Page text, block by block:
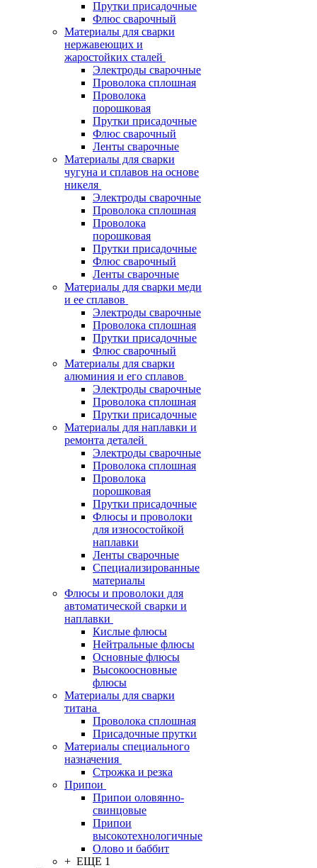
Прутки присадочные
Флюс сварочный
Материалы для сварки
нержавеющих и
жаростойких сталей
Электроды сварочные
Проволока сплошная
Проволока
порошковая
Прутки присадочные
Флюс сварочный
Ленты сварочные
Материалы для сварки
чугуна и сплавов на основе
никеля
Электроды сварочные
Проволока сплошная
Проволока
порошковая
Прутки присадочные
Флюс сварочный
Ленты сварочные
Материалы для сварки меди
и ее сплавов
Электроды сварочные
Проволока сплошная
Прутки присадочные
Флюс сварочный
Материалы для сварки
алюминия и его сплавов
Электроды сварочные
Проволока сплошная
Прутки присадочные
Материалы для наплавки и
ремонта деталей
Электроды сварочные
Проволока сплошная
Проволока
порошковая
Прутки присадочные
Флюсы и проволоки
для износостойкой
наплавки
Ленты сварочные
Специализированные
материалы
Флюсы и проволоки для
автоматической сварки и
наплавки
Кислые флюсы
Нейтральные флюсы
Основные флюсы
Высокоосновные
флюсы
Материалы для сварки
титана
Проволока сплошная
Присадочные прутки
Материалы специального
назначения
Строжка и резка
Припои
Припои оловянно-
свинцовые
Припои
высокотехнологичные
Олово и баббит
+ ЕЩЕ 1